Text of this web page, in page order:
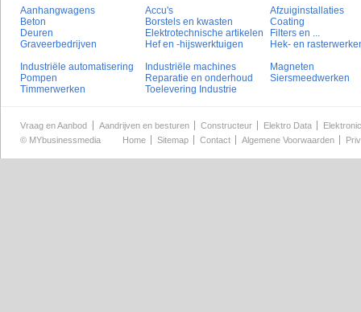
Aanhangwagens Accu's
Afzuiginstallaties
Beton
Borstels en kwasten
Coating
Deuren
Elektrotechnische artikelen
Filters en ...
Graveerbedrijven
Hef en -hijswerktuigen
Hek- en
Industriële automatisering
Industriële machines
Magneten
Pompen
Reparatie en onderhoud
Siersmeedwerken
Timmerwerken
Toelevering Industrie
Vraag en Aanbod Aandrijven en besturen Constructeur Elektro Data
© MYbusinessmedia Home Sitemap Contact Algemene Voorwaarden